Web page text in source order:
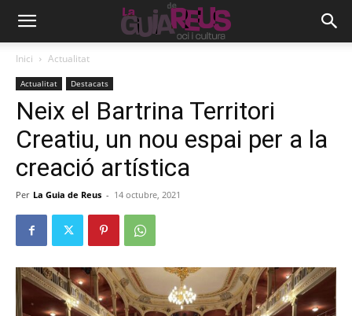
Inici Actualitat
Actualitat Destacats
Neix el Bartrina Territori
Creatiu, un nou espai per a la
creació artística
Per La Guia de Reus - 14 octubre, 2021